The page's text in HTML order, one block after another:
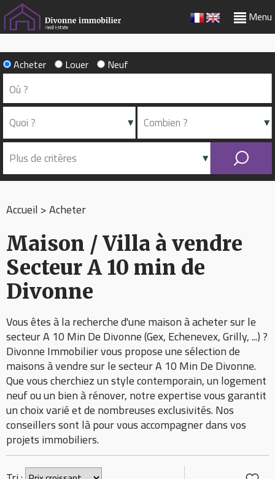
Menu
Acheter Louer Neuf
Accueil>Acheter
Maison / Villa à vendre
Secteur A 10 min de
Divonne
Vous êtes à la recherche d'une maison à acheter sur le
secteur A 10 Min De Divonne (Gex, Echenevex, Grilly, ...) ?
Divonne Immobilier vous propose une sélection de
maisons à vendre sur le secteur A 10 Min De Divonne.
Que vous cherchiez un style contemporain, un logement
neuf ou un bien à rénover, notre expertise vous garantit
un choix varié et de nombreuses exclusivités. Nos
conseillers sont là pour vous accompagner dans vos
projets immobiliers.